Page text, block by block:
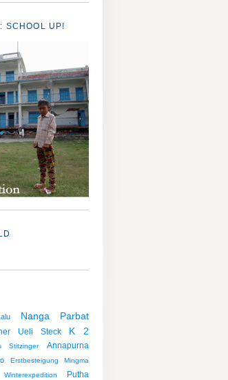
SCHOOL UP!
Nanga Parbat
Ueli Steck K 2
Stitzinger Annapurna
Erstbesteigung
Mingma
Winterexpedition
Putha